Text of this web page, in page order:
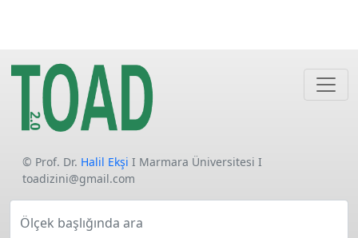
© Prof. Dr. Halil Ekşi I Marmara Üniversitesi I
toadizini@gmail.com
Ölçek başlığında ara